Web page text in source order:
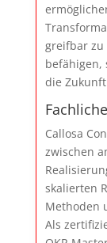
greifbar zu
befähigen,
die
Callosa
zwischen
skalierten
Methoden
Als